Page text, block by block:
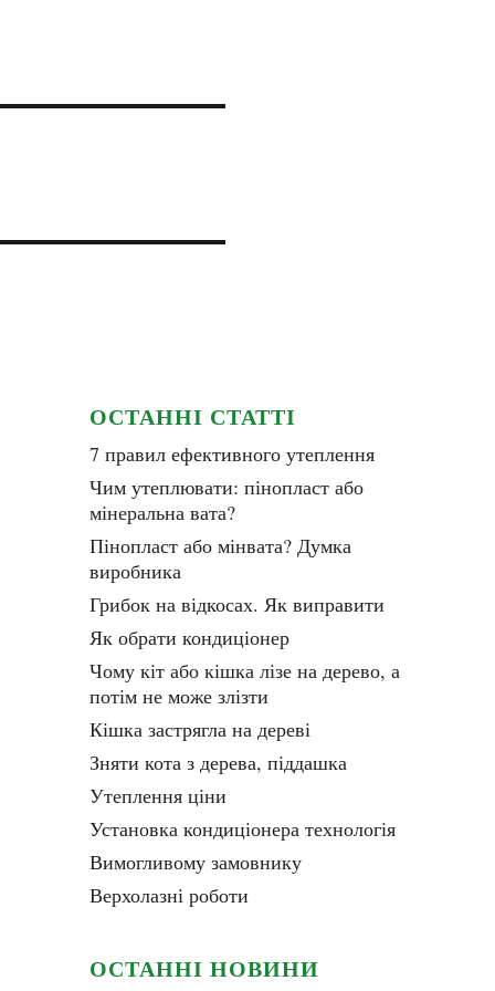
ОСТАННІ СТАТТІ
7 правил ефективного утеплення
Чим утеплювати: пінопласт або
мінеральна вата?
Пінопласт або мінвата? Думка
виробника
Грибок на відкосах. Як виправити
Як обрати кондиціонер
Чому кіт або кішка лізе на дерево, а
потім не може злізти
Кішка застрягла на дереві
Зняти кота з дерева, піддашка
Утеплення ціни
Установка кондиціонера технологія
Вимогливому замовнику
Верхолазні роботи
ОСТАННІ НОВИНИ